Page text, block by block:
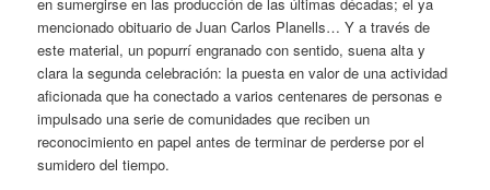
mencionado obituario de Juan Carlos Planells… Y a través de
este material, un popurrí engranado con sentido, suena alta y
clara la segunda celebración: la puesta en valor de una actividad
aficionada que ha conectado a varios centenares de personas e
impulsado una serie de comunidades que reciben un
reconocimiento en papel antes de terminar de perderse por el
sumidero del tiempo.